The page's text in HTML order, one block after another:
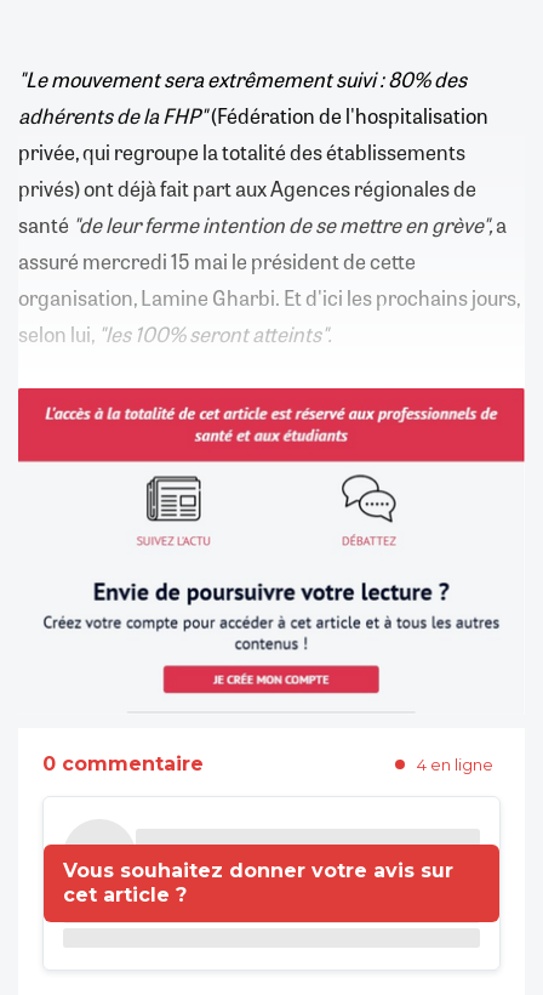
"Le mouvement sera extrêmement suivi : 80% des
adhérents de la FHP"(Fédération de l'hospitalisation
privée, qui regroupe la totalité des établissements
privés) ont déjà fait part aux Agences régionales de
santé "de leur ferme intention de se mettre en grève",a
assuré mercredi 15 mai le président de cette
organisation, Lamine Gharbi. Et d'ici les prochains jours,
selon lui, "les 100% seront atteints".
0 commentaire 4 en ligne
Vous souhaitez donner votre avis sur
cet article ?